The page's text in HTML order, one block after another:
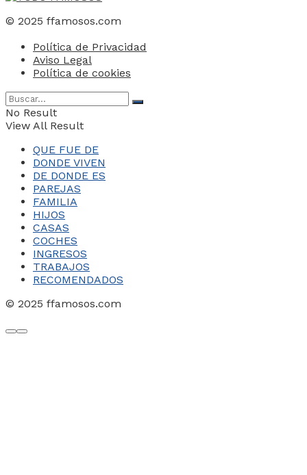
© 2025 ffamosos.com
Política de Privacidad
Aviso Legal
Política de cookies
No Result
View All Result
QUE FUE DE
DONDE VIVEN
DE DONDE ES
PAREJAS
FAMILIA
HIJOS
CASAS
COCHES
INGRESOS
TRABAJOS
RECOMENDADOS
© 2025 ffamosos.com